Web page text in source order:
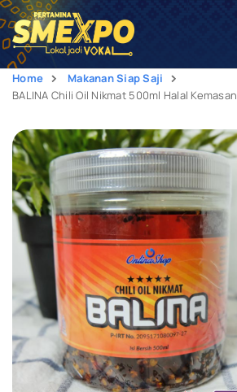
Home
Makanan Siap Saji
BALINA Chili Oil Nikmat 500ml Halal